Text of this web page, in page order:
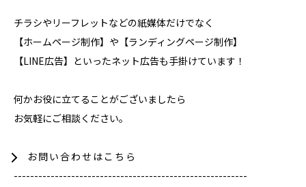
チラシやリーフレットなどの紙媒体だけでなく
【ホームページ制作】や【ランディングページ制作】
【LINE広告】といったネット広告も手掛けています！
何かお役に立てることがございましたら
お気軽にご相談ください。
お問い合わせはこちら
---------------------------------------------------------